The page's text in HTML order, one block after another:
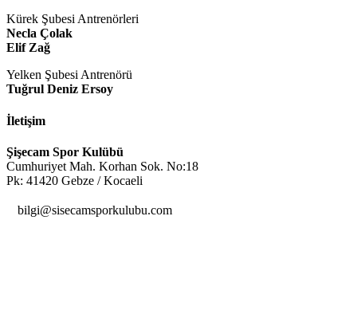
Kürek Şubesi Antrenörleri
Necla Çolak
Elif Zağ
Yelken Şubesi Antrenörü
Tuğrul Deniz Ersoy
İletişim
Şişecam Spor Kulübü
Cumhuriyet Mah. Korhan Sok. No:18
Pk: 41420 Gebze / Kocaeli
bilgi@sisecamsporkulubu.com